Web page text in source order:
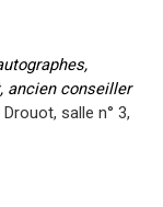
ancien conseiller
salle n° 3,